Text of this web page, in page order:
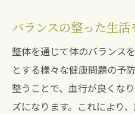
バランスの整った生活
整体を通じて体のバランス
とする様々な健康問題の予
整うことで、血行が良くな
ズになります。これにより